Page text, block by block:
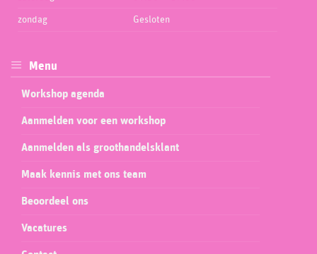
zondag Gesloten
Menu
Workshop agenda
Aanmelden voor een workshop
Aanmelden als groothandelsklant
Maak kennis met ons team
Beoordeel ons
Vacatures